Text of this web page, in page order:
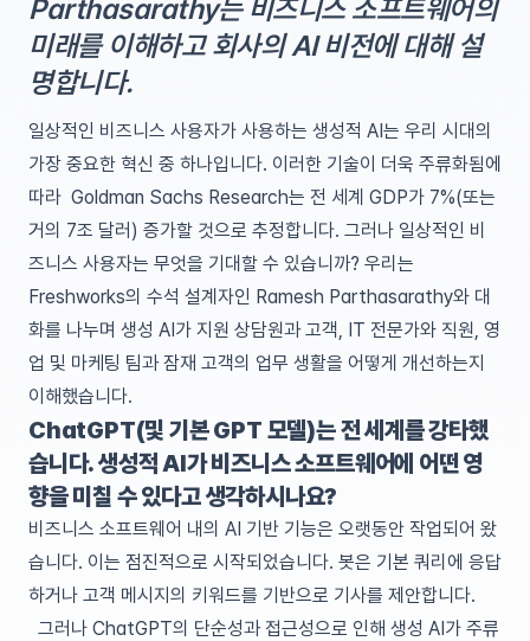
Parthasarathy는 비즈니스 소프트웨어의
미래를 이해하고 회사의 AI 비전에 대해 설
명합니다.
일상적인 비즈니스 사용자가 사용하는 생성적 AI는 우리 시대의
가장 중요한 혁신 중 하나입니다. 이러한 기술이 더욱 주류화됨에
따라 Goldman Sachs Research는 전 세계 GDP가 7%(또는
거의 7조 달러) 증가할 것으로 추정합니다. 그러나 일상적인 비
즈니스 사용자는 무엇을 기대할 수 있습니까? 우리는
Freshworks의 수석 설계자인 Ramesh Parthasarathy와 대
화를 나누며 생성 AI가 지원 상담원과 고객, IT 전문가와 직원, 영
업 및 마케팅 팀과 잠재 고객의 업무 생활을 어떻게 개선하는지
이해했습니다.
ChatGPT(및 기본 GPT 모델)는 전 세계를 강타했
습니다. 생성적 AI가 비즈니스 소프트웨어에 어떤 영
향을 미칠 수 있다고 생각하시나요?
비즈니스 소프트웨어 내의 AI 기반 기능은 오랫동안 작업되어 왔
습니다. 이는 점진적으로 시작되었습니다. 봇은 기본 쿼리에 응답
하거나 고객 메시지의 키워드를 기반으로 기사를 제안합니다.
그러나 ChatGPT의 단순성과 접근성으로 인해 생성 AI가 주류